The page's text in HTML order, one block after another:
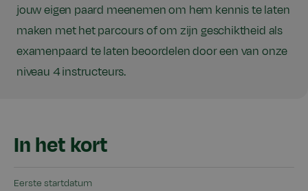
jouw eigen paard meenemen om hem kennis te laten
maken met het parcours of om zijn geschiktheid als
examenpaard te laten beoordelen door een van onze
niveau 4 instructeurs.
In het kort
Eerste startdatum